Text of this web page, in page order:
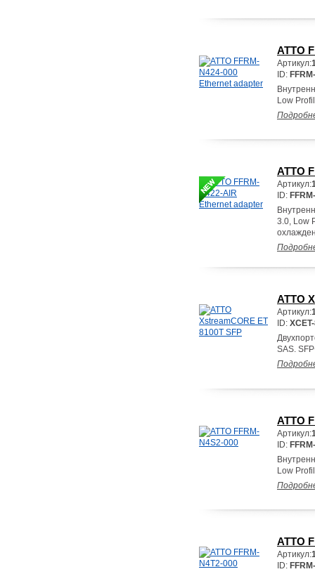
ATTO
Артикул:
ID:
Low
ATTO
Артикул:
ID:
3.0, Low
ATTO
Артикул:
ID:
SAS.
ATTO
Артикул:
ID:
Low
ATTO
Артикул:
ID: